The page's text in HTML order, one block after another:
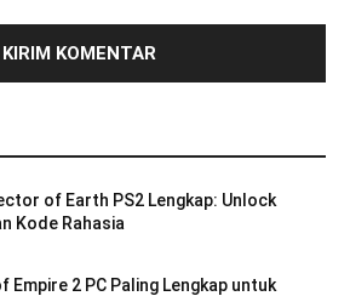
of Earth PS2 Lengkap: Unlock
Kode Rahasia
Empire 2 PC Paling Lengkap untuk